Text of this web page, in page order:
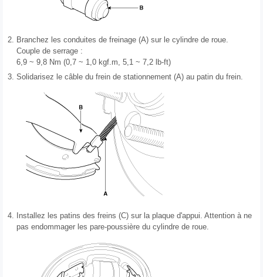
2. Branchez les conduites de freinage (A) sur le cylindre de roue.
Couple de serrage :
6,9 ~ 9,8 Nm (0,7 ~ 1,0 kgf.m, 5,1 ~ 7,2 lb-ft)
3. Solidarisez le câble du frein de stationnement (A) au patin du frein.
4.
Installez les patins des freins (C) sur la plaque d'appui. Attention à ne
pas endommager les pare-poussière du cylindre de roue.